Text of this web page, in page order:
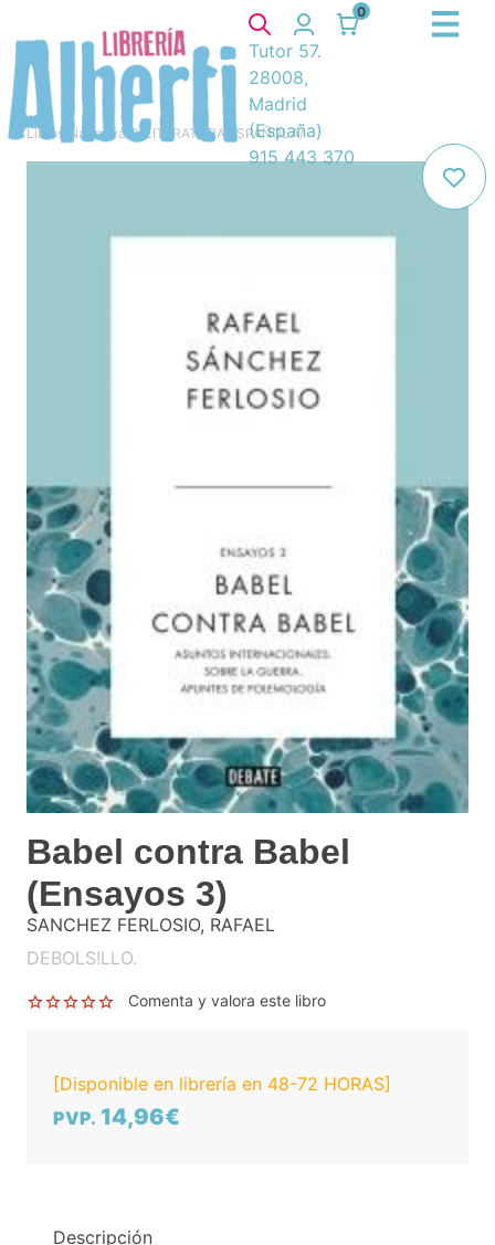
0
Tutor 57.
28008,
Madrid
(España)
915 443 370
Libros Narrativa/ 8. LITERATURA ESPAÑOLA/
Babel contra Babel
(Ensayos 3)
SANCHEZ FERLOSIO, RAFAEL
DEBOLS!LLO.
Comenta y valora este libro
[Disponible en librería en 48-72 HORAS]
PVP. 14,96€
Descripción